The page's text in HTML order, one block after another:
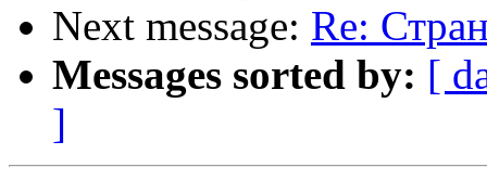
Next message: Re:
Messages sorted by: [
]